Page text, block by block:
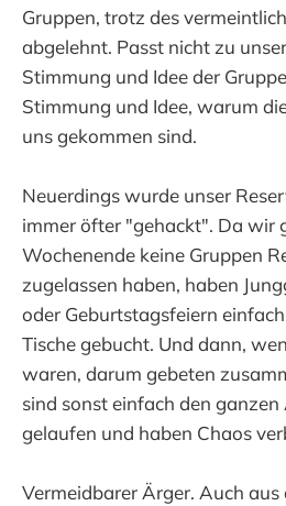
Gruppen, trotz des
abgelehnt. Passt nicht zu
Stimmung und Idee der
Stimmung und Idee, warum
uns gekommen sind.
Neuerdings wurde unser
immer öfter "gehackt". Da wir
Wochenende keine Gruppen
zugelassen haben, haben
oder Geburtstagsfeiern
Tische gebucht. Und dann,
waren, darum gebeten
sind sonst einfach den
gelaufen und haben Chaos
Vermeidbarer Ärger. Auch aus